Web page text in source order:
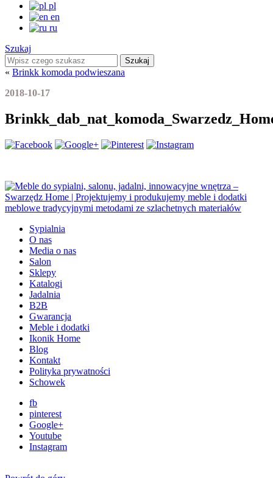
pl
en
ru
Szukaj
Szukaj
« Brinkk komoda podwieszana
2018-10-17
Sypialnia
O nas
Media o nas
Salon
Sklepy
Katalogi
Jadalnia
B2B
Gwarancja
Meble i dodatki
Ikonik Home
Blog
Kontakt
Polityka prywatności
Schowek
fb
pinterest
Google+
Youtube
Instagram